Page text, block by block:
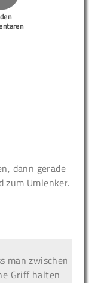
dann gerade
zum Umlenker.
man zwischen
Griff halten